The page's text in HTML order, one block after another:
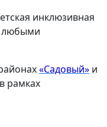
инклюзивная
любыми
«Садовый» и
рамках